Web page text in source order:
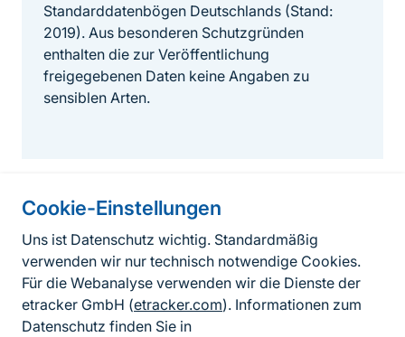
Cookie-Einstellungen
Uns ist Datenschutz wichtig. Standardmäßig
verwenden wir nur technisch notwendige Cookies.
Für die Webanalyse verwenden wir die Dienste der
etracker GmbH (etracker.com). Informationen zum
Datenschutz finden Sie in
Standarddatenbögen Deutschlands (Stand:
2019). Aus besonderen Schutzgründen
enthalten die zur Veröffentlichung
freigegebenen Daten keine Angaben zu
sensiblen Arten.
Informationen zur Seite
FußzeileKontakt zum BfN
Kontaktformular